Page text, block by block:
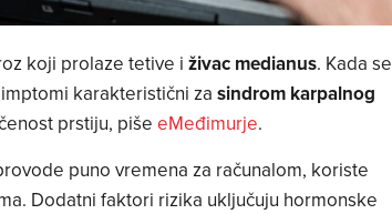
koji prolaze tetive i živac medianus. Kada se
karakteristični za sindrom karpalnog
prstiju, piše eMeđimurje.
puno vremena za računalom, koriste
Dodatni faktori rizika uključuju hormonske